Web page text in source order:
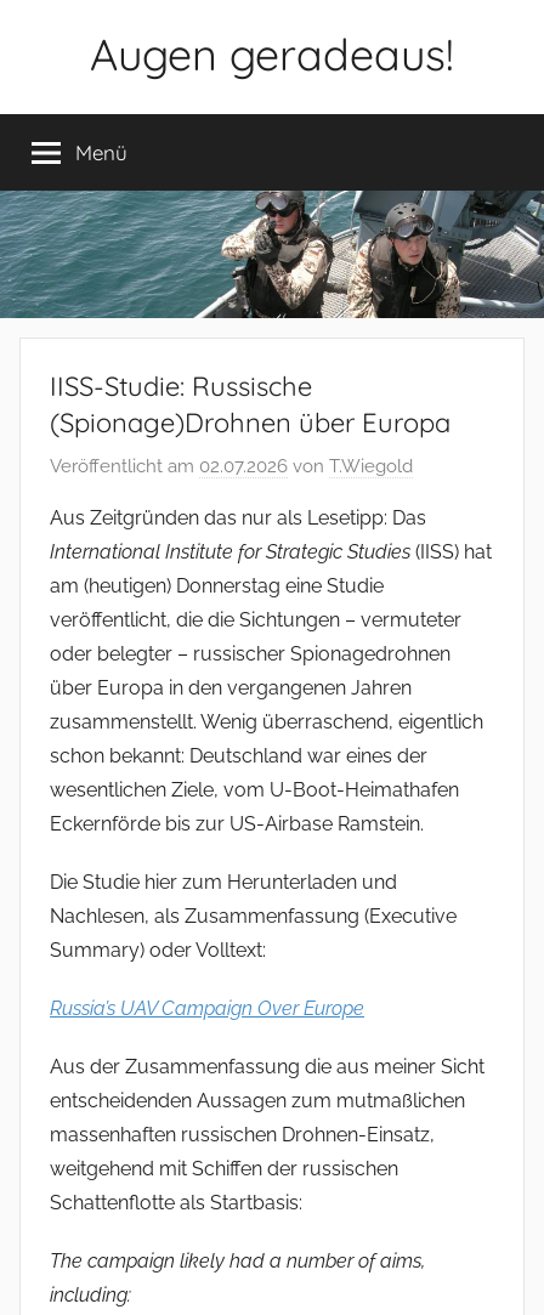
Augen geradeaus!
Menü
IISS-Studie: Russische
(Spionage)Drohnen über Europa
Veröffentlicht am 02.07.2026 von T.Wiegold
Aus Zeitgründen das nur als Lesetipp: Das
International Institute for Strategic Studies (IISS) hat
am (heutigen) Donnerstag eine Studie
veröffentlicht, die die Sichtungen – vermuteter
oder belegter – russischer Spionagedrohnen
über Europa in den vergangenen Jahren
zusammenstellt. Wenig überraschend, eigentlich
schon bekannt: Deutschland war eines der
wesentlichen Ziele, vom U-Boot-Heimathafen
Eckernförde bis zur US-Airbase Ramstein.
Die Studie hier zum Herunterladen und
Nachlesen, als Zusammenfassung (Executive
Summary) oder Volltext:
Russia’s UAV Campaign Over Europe
Aus der Zusammenfassung die aus meiner Sicht
entscheidenden Aussagen zum mutmaßlichen
massenhaften russischen Drohnen-Einsatz,
weitgehend mit Schiffen der russischen
Schattenflotte als Startbasis:
The campaign likely had a number of aims,
including: